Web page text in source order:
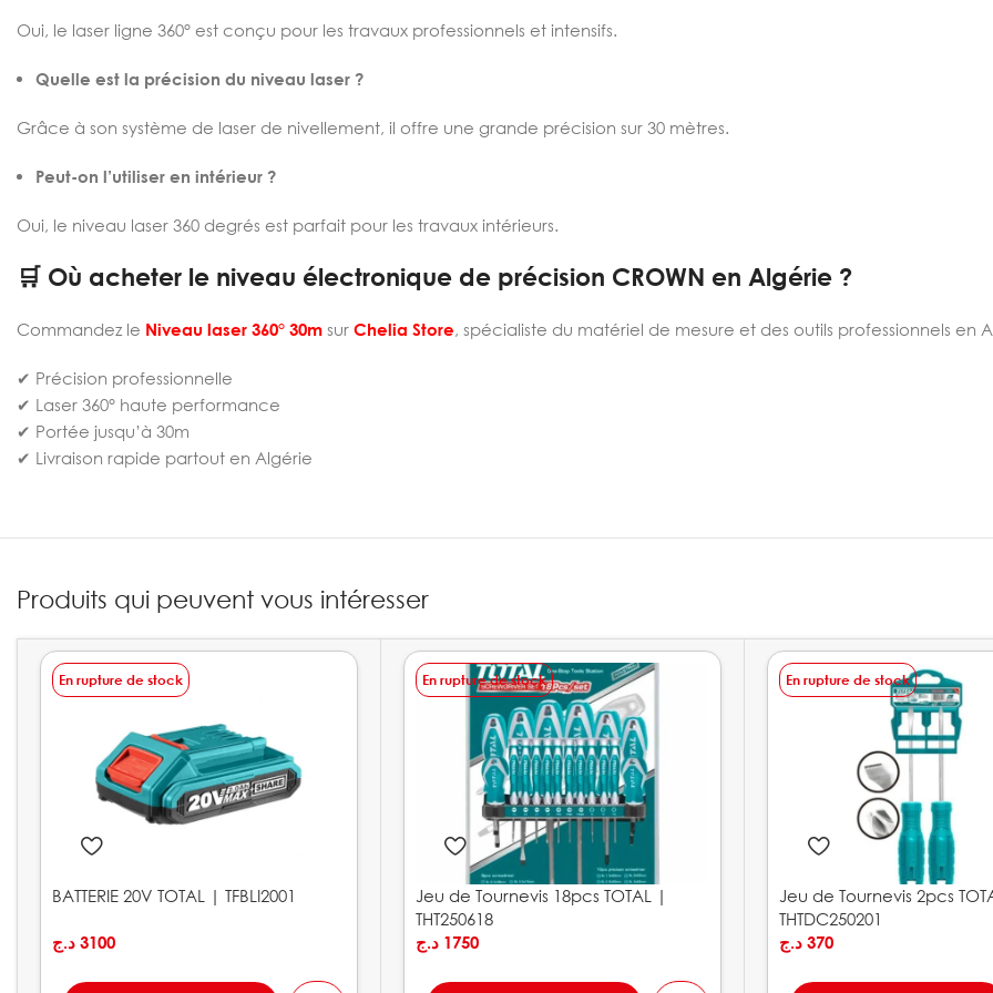
Oui, le laser ligne 360° est conçu pour les travaux professionnels et intensifs.
Quelle est la précision du niveau laser ?
Grâce à son système de laser de nivellement, il offre une grande précision sur 30 mètres.
Peut-on l’utiliser en intérieur ?
Oui, le niveau laser 360 degrés est parfait pour les travaux intérieurs.
🛒 Où acheter le niveau électronique de précision CROWN en Algérie ?
Commandez le Niveau laser 360° 30m sur Chelia Store, spécialiste du matériel de mesure et des outils professionnels en
✔ Précision professionnelle
✔ Laser 360° haute performance
✔ Portée jusqu’à 30m
✔ Livraison rapide partout en Algérie
Produits qui peuvent vous intéresser
En rupture de stock
BATTERIE 20V TOTAL | TFBLI2001
3100 د.ج
En rupture de stock
Jeu de Tournevis 18pcs TOTAL |
THT250618
1750 د.ج
En rupture de stock
Jeu de Tournevis 2pcs
THTDC250201
370 د.ج